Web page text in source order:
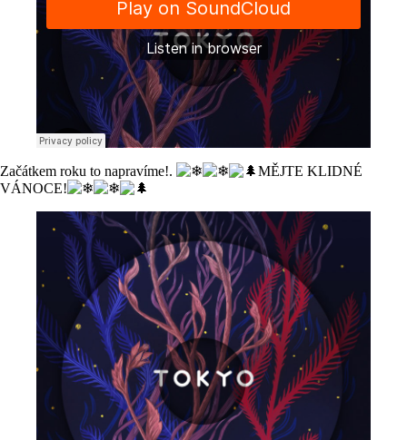
Začátkem roku to napravíme!.
MĚJTE KLIDNÉ
VÁNOCE!